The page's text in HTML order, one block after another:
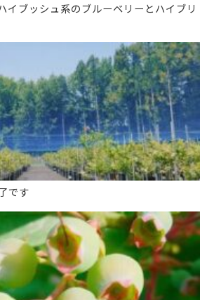
イブッシュ系のブルーベリーとハイブリ
です